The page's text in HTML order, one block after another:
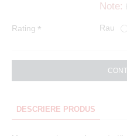
Note:
Rating Rau
DESCRIERE PRODUS